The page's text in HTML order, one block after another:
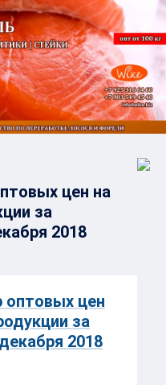
цен на
за
2018
цен
за
2018